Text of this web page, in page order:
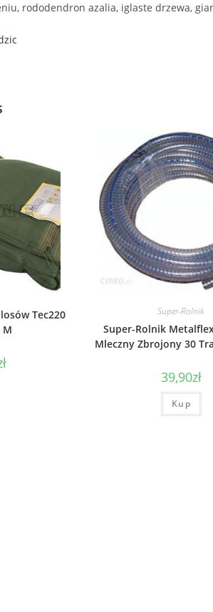
rododendron azalia, iglaste drzewa,
Tec220
M
Super-Rolnik
Super-Rolnik
Mleczny Zbrojony 30
39,90zł
Kup